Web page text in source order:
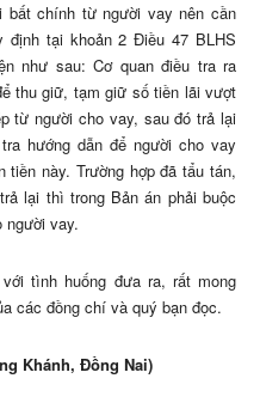
chính từ người vay nên cần
tại khoản 2 Điều 47 BLHS
như sau: Cơ quan điều tra ra
thu giữ, tạm giữ số tiền lãi vượt
từ người cho vay, sau đó trả lại
hướng dẫn để người cho vay
này. Trường hợp đã tẩu tán,
lại thì trong Bản án phải buộc
người vay.
tình huống đưa ra, rất mong
các đồng chí và quý bạn đọc.
Khánh, Đồng Nai)